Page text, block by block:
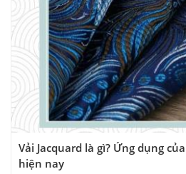
Vải Jacquard là gì? Ứng dụng
hiện nay